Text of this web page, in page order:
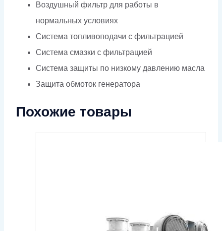
Воздушный фильтр для работы в
нормальных условиях
Система топливоподачи с фильтрацией
Система смазки с фильтрацией
Система защиты по низкому давлению масла
Защита обмоток генератора
Похожие товары